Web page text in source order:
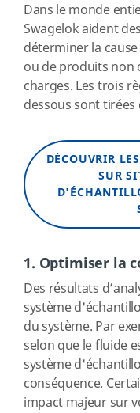
Dans le monde
Swagelok aident
déterminer la
ou de produits non
charges. Les trois
dessous sont tirées
DÉCOUVRIR
SUR
1. Optimiser la
Des résultats
système
du système. Par
selon que le fluide
système
conséquence.
impact majeur sur